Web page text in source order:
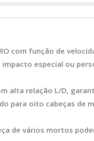
com função de
especial ou
alta relação L/D,
para oito cabeças
de vários mortos